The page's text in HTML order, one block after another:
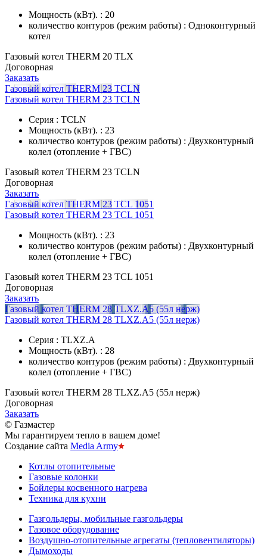
Мощность (кВт). : 20
количество контуров (режим работы) : Одноконтурный
котел
Газовый котел THERM 20 TLX
Договорная
Заказать
Газовый котел THERM 23 TCLN
Газовый котел THERM 23 TCLN
Серия : TCLN
Мощность (кВт). : 23
количество контуров (режим работы) : Двухконтурный
колел (отопление + ГВС)
Газовый котел THERM 23 TCLN
Договорная
Заказать
Газовый котел THERM 23 TCL 1051
Газовый котел THERM 23 TCL 1051
Мощность (кВт). : 23
количество контуров (режим работы) : Двухконтурный
колел (отопление + ГВС)
Газовый котел THERM 23 TCL 1051
Договорная
Заказать
Газовый котел THERM 28 TLXZ.A5 (55л нерж)
Газовый котел THERM 28 TLXZ.A5 (55л нерж)
Серия : TLXZ.A
Мощность (кВт). : 28
количество контуров (режим работы) : Двухконтурный
колел (отопление + ГВС)
Газовый котел THERM 28 TLXZ.A5 (55л нерж)
Договорная
Заказать
© Газмастер
Мы гарантируем тепло в вашем доме!
Создание сайта Media Army
Котлы отопительные
Газовые колонки
Бойлеры косвенного нагрева
Техника для кухни
Газгольдеры, мобильные газгольдеры
Газовое оборудование
Воздушно-отопительные агрегаты (тепловентиляторы)
Дымоходы